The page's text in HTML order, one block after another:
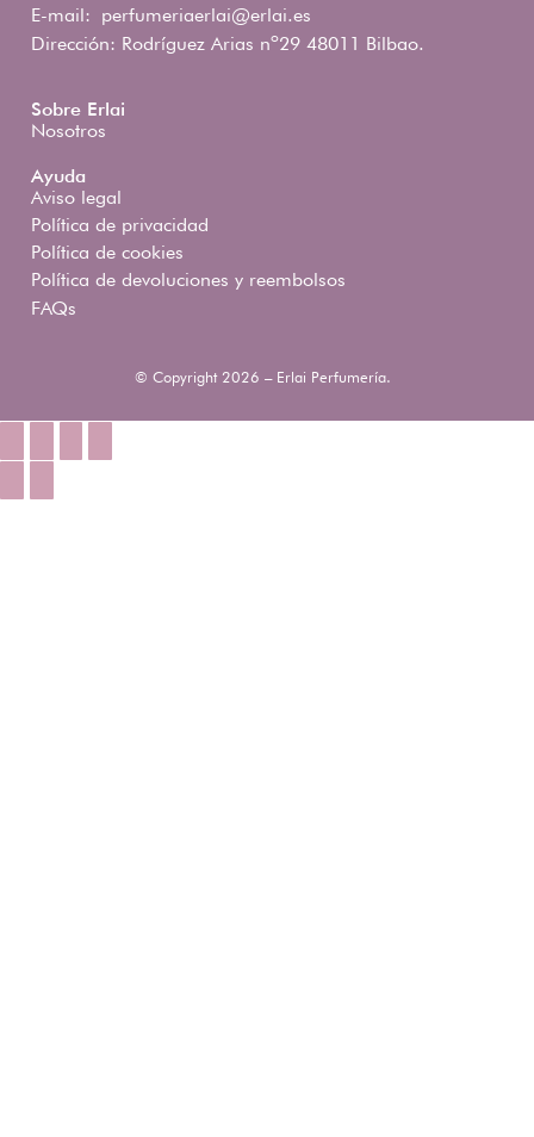
E-mail: perfumeriaerlai@erlai.es
Dirección: Rodríguez Arias nº29 48011 Bilbao.
Sobre Erlai
Nosotros
Ayuda
Aviso legal
Política de privacidad
Política de cookies
Política de devoluciones y reembolsos
FAQs
© Copyright 2026 – Erlai Perfumería.